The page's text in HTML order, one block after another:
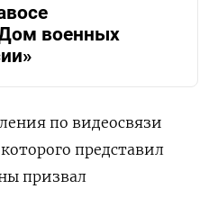
военных
по видеосвязи
представил
призвал